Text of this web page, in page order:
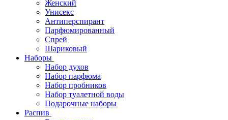
Женский
Унисекс
Антиперспирант
Парфюмированный
Спрей
Шариковый
Наборы
Набор духов
Набор парфюма
Набор пробников
Набор туалетной воды
Подарочные наборы
Распив